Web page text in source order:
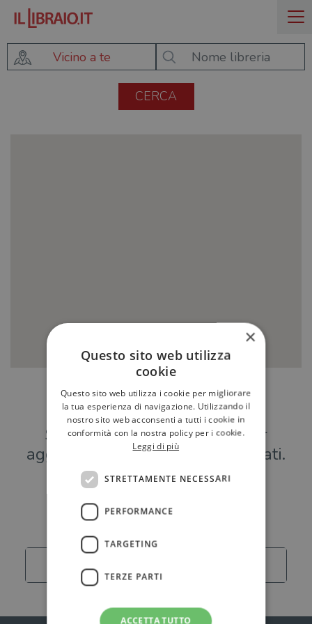
Vicino a te
Hai una libreria?
Scrivici a
per
aggiungere o modificare i tuoi dati.
Librerie
×
Questo sito web utilizza
cookie
Questo sito web utilizza i cookie per migliorare
la tua esperienza di navigazione. Utilizzando il
nostro sito web acconsenti a tutti i cookie in
conformità con la nostra policy per i cookie.
Leggi di più
STRETTAMENTE NECESSARI
PERFORMANCE
TARGETING
TERZE PARTI
ACCETTA TUTTO